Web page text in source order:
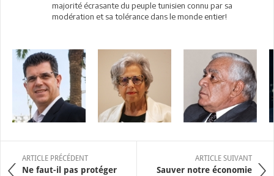
majorité écrasante du peuple tunisien connu par sa
modération et sa tolérance dans le monde entier!
ARTICLE PRÉCÉDENT
Ne faut-il pas protéger
ARTICLE SUIVANT
Sauver notre économie